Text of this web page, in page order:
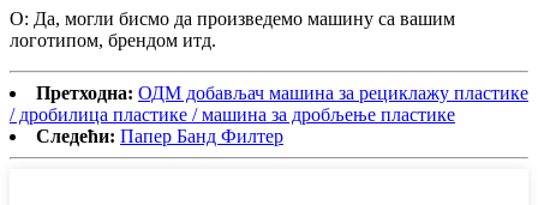
О: Да, могли бисмо да произведемо машину са вашим
логотипом, брендом итд.
Претходна: ОДМ добављач машина за рециклажу пластике
/ дробилица пластике / машина за дробљење пластике
Следећи: Папер Банд Филтер